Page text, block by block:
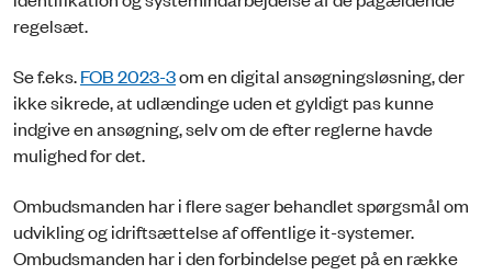
regelsæt.
Se f.eks.FOB 2023-3om en digital ansøgningsløsning, der
ikke sikrede, at udlændinge uden et gyldigt pas kunne
indgive en ansøgning, selv om de efter reglerne havde
mulighed for det.
Ombudsmanden har i flere sager behandlet spørgsmål om
udvikling og idriftsættelse af offentlige it-systemer.
Ombudsmanden har i den forbindelse peget på en række